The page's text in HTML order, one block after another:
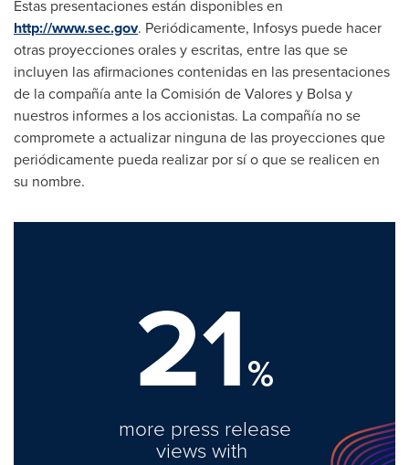
Estas presentaciones están disponibles en
http://www.sec.gov. Periódicamente, Infosys puede hacer
otras proyecciones orales y escritas, entre las que se
incluyen las afirmaciones contenidas en las presentaciones
de la compañía ante la Comisión de Valores y Bolsa y
nuestros informes a los accionistas. La compañía no se
compromete a actualizar ninguna de las proyecciones que
periódicamente pueda realizar por sí o que se realicen en
su nombre.
21%
more press release
views with